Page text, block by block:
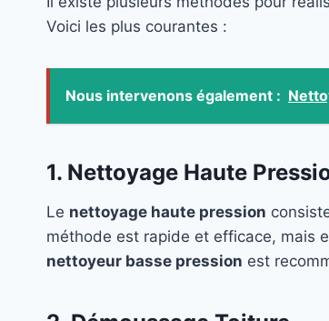
Voici les plus courantes :
Nous intervenons également :
1. Nettoyage Haute
Le nettoyage haute pression
méthode est rapide et efficace, mais
nettoyeur basse pression est